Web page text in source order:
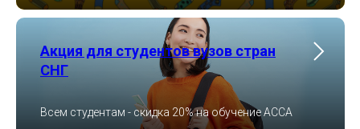
Акция для студентов вузов стран
СНГ
Всем студентам - скидка 20% на обучение ACCA